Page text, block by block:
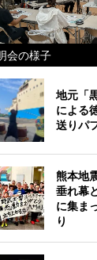
会の様子
地元「
による
送りパ
熊本地
垂れ幕
に集ま
り